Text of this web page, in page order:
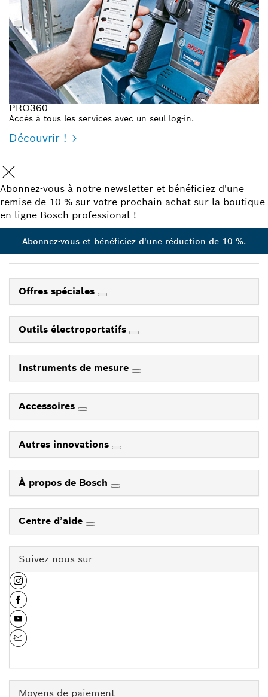
PRO360
Accès à tous les services avec un seul log-in.
Découvrir !
Abonnez-vous à notre newsletter et bénéficiez d'une
remise de 10 % sur votre prochain achat sur la boutique
en ligne Bosch professional !
Abonnez-vous et bénéficiez d'une réduction de 10 %.
Offres spéciales
Outils électroportatifs
Instruments de mesure
Accessoires
Autres innovations
À propos de Bosch
Centre d’aide
Suivez-nous sur
Moyens de paiement